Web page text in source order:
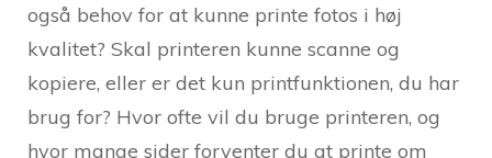
også behov for at kunne printe fotos i høj
kvalitet? Skal printeren kunne scanne og
kopiere, eller er det kun printfunktionen, du har
brug for? Hvor ofte vil du bruge printeren, og
hvor mange sider forventer du at printe om